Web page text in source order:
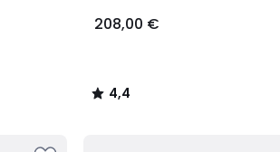
208,00 €
4,4
/